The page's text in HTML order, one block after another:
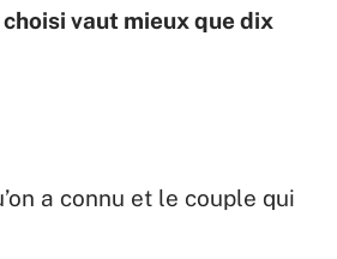
vaut mieux que dix
a connu et le couple qui